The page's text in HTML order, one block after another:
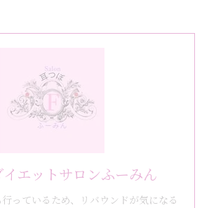
エットサロンふーみん
っているため、リバウンドが気になる